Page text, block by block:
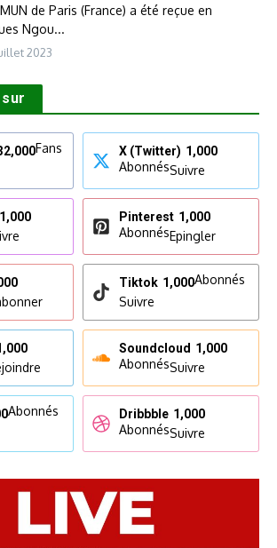
de Paris (France) a été reçue en
Ngou...
2023
Fans
X (Twitter) 1,000
AbonnésSuivre
1,000 Pinterest 1,000
AbonnésEpingler
Tiktok 1,000Abonnés
Suivre
Soundcloud 1,000
AbonnésSuivre
Abonnés
Dribbble 1,000
AbonnésSuivre